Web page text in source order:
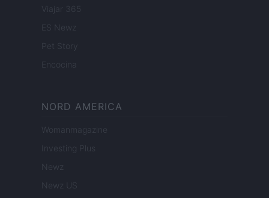
Viajar 365
ES Newz
Pet Story
Encocina
NORD AMERICA
Womanmagazine
Investing Plus
Newz
Newz US